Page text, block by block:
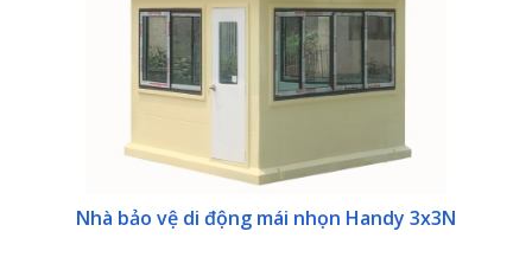
Nhà bảo vệ di động mái nhọn Handy 3x3N